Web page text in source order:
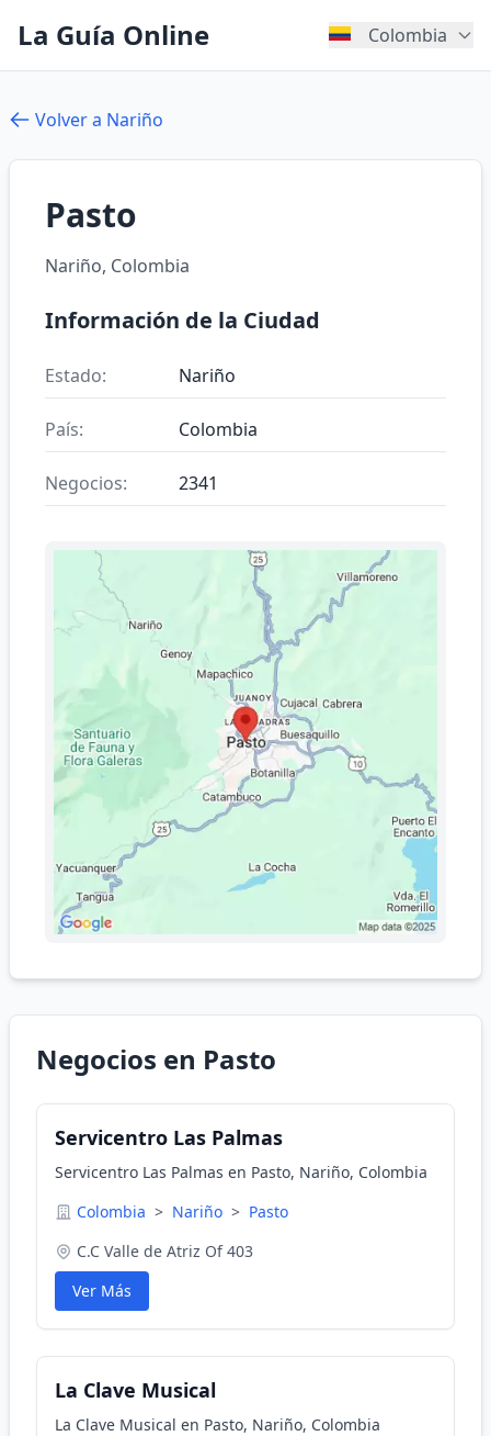
La Guía Online Colombia
Volver a Nariño
Pasto
Nariño, Colombia
Información de la Ciudad
Estado: Nariño
País: Colombia
Negocios: 2341
Negocios en Pasto
Servicentro Las Palmas
Servicentro Las Palmas en Pasto, Nariño, Colombia
Colombia > Nariño > Pasto
C.C Valle de Atriz Of 403
Ver Más
La Clave Musical
La Clave Musical en Pasto, Nariño, Colombia